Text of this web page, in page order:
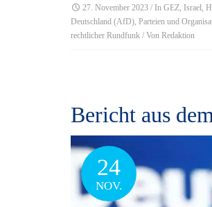
27. November 2023 / In GEZ, Israel,
Deutschland (AfD), Parteien und
rechtlicher Rundfunk / Von Redaktion
Bericht aus
24
NOV.